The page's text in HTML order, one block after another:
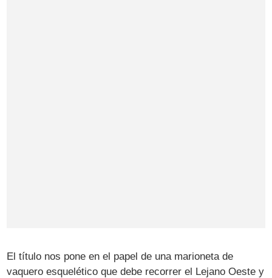
El título nos pone en el papel de una marioneta de
vaquero esquelético que debe recorrer el Lejano Oeste y